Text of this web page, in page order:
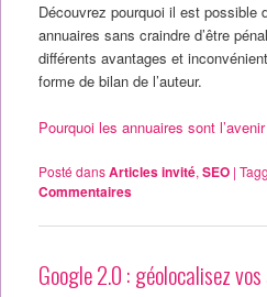
Découvrez pourquoi il est possible
annuaires sans craindre d’être
différents avantages et
forme de bilan de l’auteur.
Pourquoi les annuaires sont
Posté dansArticles invité,SEO |
Commentaires
Google 2.0 : géolocalisez